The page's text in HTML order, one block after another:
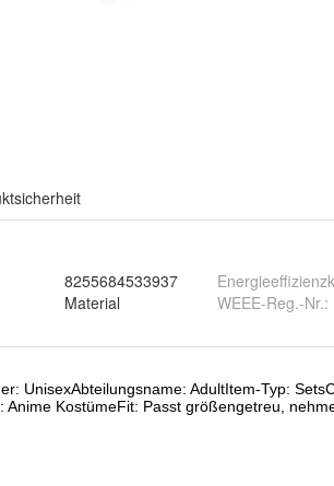
8255684533937
Material
WEEE-Reg.-Nr.: